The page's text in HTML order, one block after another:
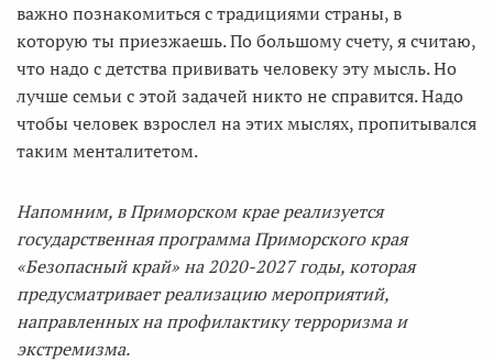
важно познакомиться с традициями страны, в
которую ты приезжаешь. По большому счету, я считаю,
что надо с детства прививать человеку эту мысль. Но
лучше семьи с этой задачей никто не справится. Надо
чтобы человек взрослел на этих мыслях, пропитывался
таким менталитетом.
Напомним, в Приморском крае реализуется
государственная программа Приморского края
«Безопасный край» на 2020-2027 годы, которая
предусматривает реализацию мероприятий,
направленных на профилактику терроризма и
экстремизма.